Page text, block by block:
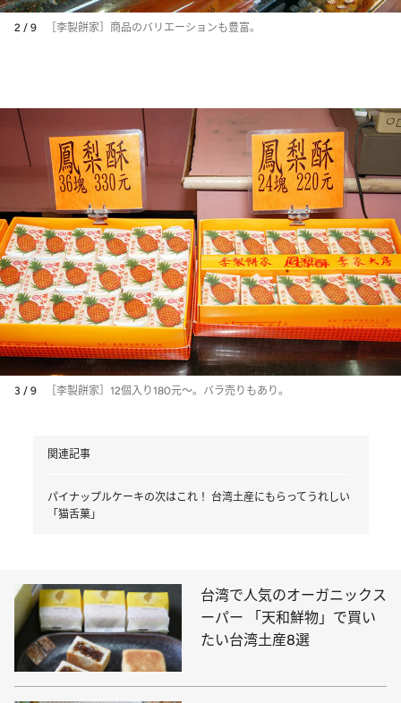
2 / 9 ［李製餅家］商品のバリエーションも豊富。
3 / 9 ［李製餅家］12個入り180元～。バラ売りもあり。
関連記事
パイナップルケーキの次はこれ！ 台湾土産にもらってうれしい
「猫舌菓」
台湾で人気のオーガニックス
ーパー 「天和鮮物」で買い
たい台湾土産8選